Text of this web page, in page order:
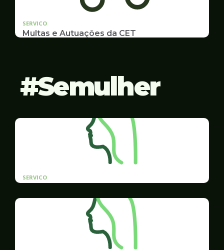
SERVICO
Multas e Autuações da CET
Semulher
SERVICO
mulheres vítimas de violência